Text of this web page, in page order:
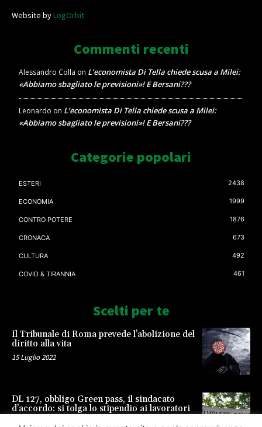
Website byLogOrbit
Commenti recenti
Alessandro Colla on L’economista Di Tella chiede scusa a Milei:
«Abbiamo sbagliato le previsioni»! E Bersani???
Leonardo on L’economista Di Tella chiede scusa a Milei:
«Abbiamo sbagliato le previsioni»! E Bersani???
Categorie popolari
ESTERI 2438
ECONOMIA 1999
CONTRO POTERE 1876
CRONACA 673
CULTURA 492
COVID & TIRANNIA 461
Scelti per te
Il Tribunale di Roma prevede l’abolizione del
diritto alla vita
15 Luglio 2022
DL 127, obbligo Green pass, il sindacato
d’accordo: si tolga lo stipendio ai lavoratori